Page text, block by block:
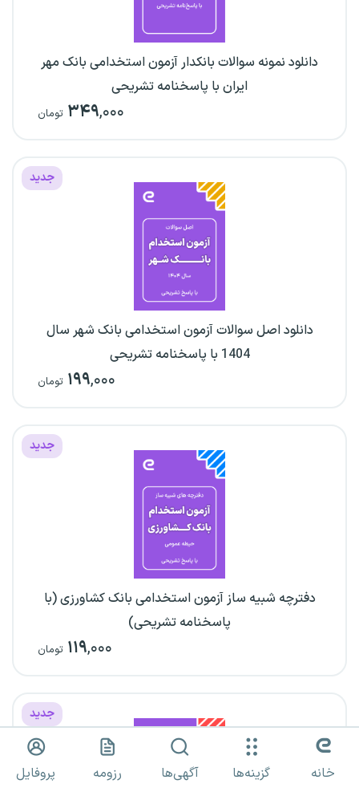
دانلود نمونه سوالات بانکدار آزمون استخدامی بانک مهر
ایران با پاسخنامه تشریحی
۳۴۹,۰۰۰ تومان
جدید
دانلود اصل سوالات آزمون استخدامی بانک شهر سال
1404 با پاسخنامه تشریحی
۱۹۹,۰۰۰ تومان
جدید
دفترچه شبیه ساز آزمون استخدامی بانک کشاورزی (با
پاسخنامه تشریحی)
۱۱۹,۰۰۰ تومان
جدید
خانه گزینه‌ها آگهی‌ها رزومه پروفایل